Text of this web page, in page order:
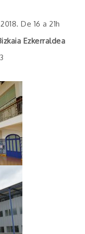
De 16 a 21h
Ezkerraldea